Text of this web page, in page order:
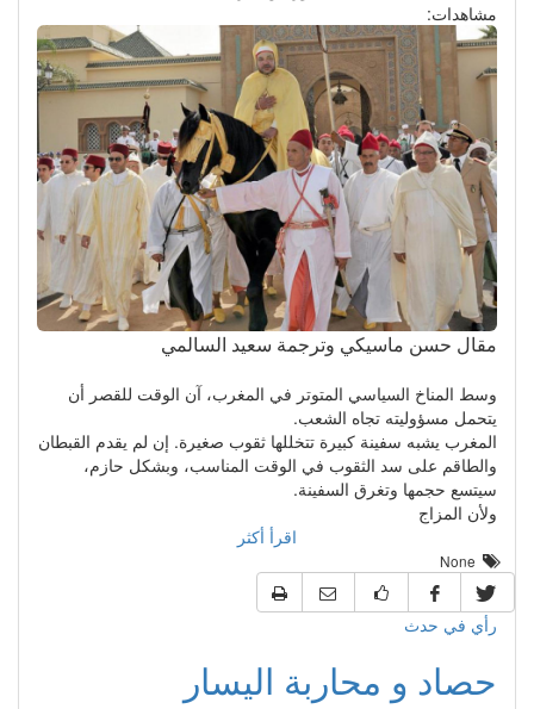
مشاهدات:
مقال حسن ماسيكي وترجمة سعيد السالمي
وسط المناخ السياسي المتوتر في المغرب، آن الوقت للقصر أن
يتحمل مسؤوليته تجاه الشعب.
المغرب يشبه سفينة كبيرة تتخللها ثقوب صغيرة. إن لم يقدم القبطان
والطاقم على سد الثقوب في الوقت المناسب، وبشكل حازم،
سيتسع حجمها وتغرق السفينة.
ولأن المزاج
اقرأ أكثر
رأي في حدث
حصاد و محاربة اليسار